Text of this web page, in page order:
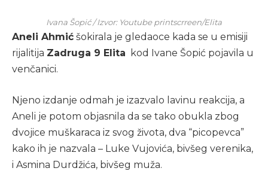
Ivana Šopić / Izvor: Youtube printscrreen/Elita
Aneli Ahmić šokirala je gledaoce kada se u emisiji
rijalitija Zadruga 9 Elita kod Ivane Šopić pojavila u
venčanici.
Njeno izdanje odmah je izazvalo lavinu reakcija, a
Aneli je potom objasnila da se tako obukla zbog
dvojice muškaraca iz svog života, dva “picopevca”
kako ih je nazvala – Luke Vujovića, bivšeg verenika,
i Asmina Durdžića, bivšeg muža.